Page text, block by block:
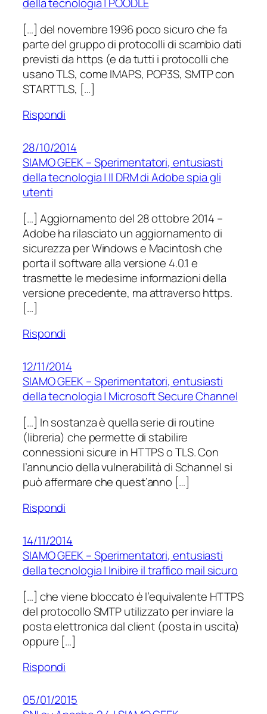
[…] del novembre 1996 poco sicuro che fa
parte del gruppo di protocolli di scambio dati
previsti da https (e da tutti i protocolli che
usano TLS, come IMAPS, POP3S, SMTP con
STARTTLS, […]
Rispondi
28/10/2014
SIAMO GEEK – Sperimentatori, entusiasti
della tecnologia | Il DRM di Adobe spia gli
utenti
[…] Aggiornamento del 28 ottobre 2014 –
Adobe ha rilasciato un aggiornamento di
sicurezza per Windows e Macintosh che
porta il software alla versione 4.0.1 e
trasmette le medesime informazioni della
versione precedente, ma attraverso https.
[…]
Rispondi
12/11/2014
SIAMO GEEK – Sperimentatori, entusiasti
della tecnologia | Microsoft Secure Channel
[…] In sostanza è quella serie di routine
(libreria) che permette di stabilire
connessioni sicure in HTTPS o TLS. Con
l’annuncio della vulnerabilità di Schannel si
può affermare che quest’anno […]
Rispondi
14/11/2014
SIAMO GEEK – Sperimentatori, entusiasti
della tecnologia | Inibire il traffico mail sicuro
[…] che viene bloccato è l’equivalente HTTPS
del protocollo SMTP utilizzato per inviare la
posta elettronica dal client (posta in uscita)
oppure […]
Rispondi
05/01/2015